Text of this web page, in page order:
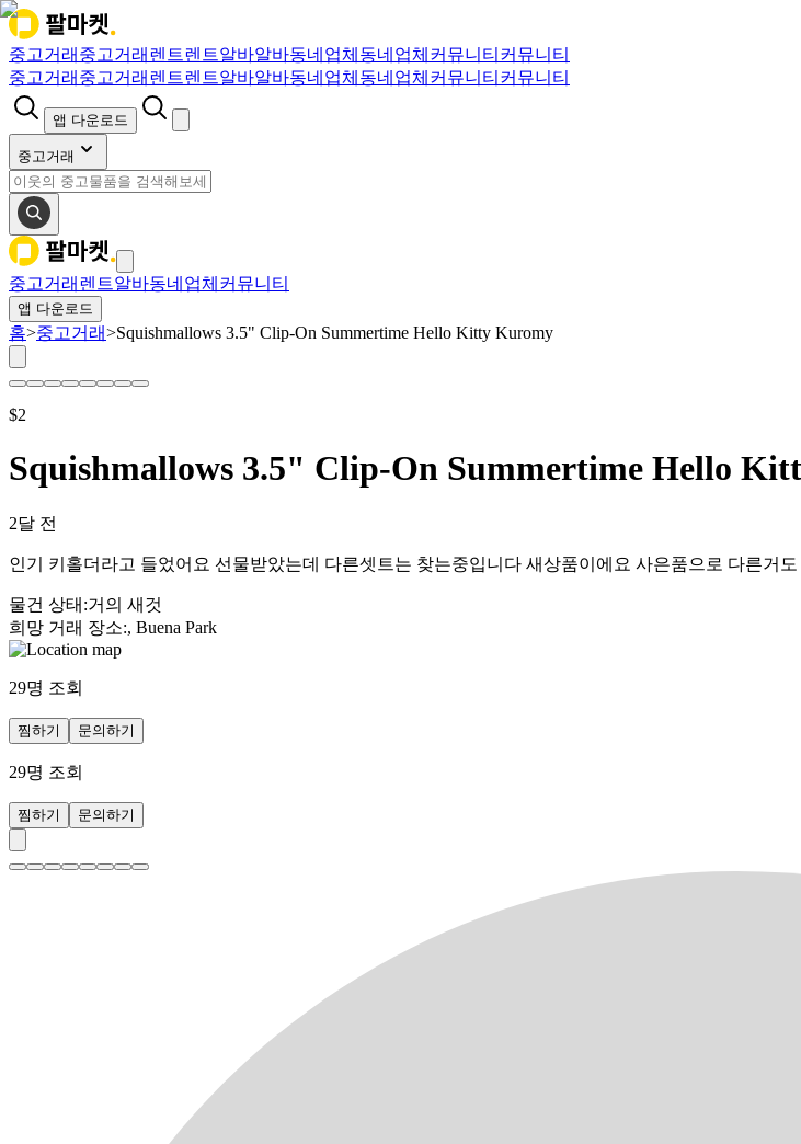
중고거래 중고거래 렌트렌트알바알바동네업체 동네업체 커뮤니티 커뮤니티
중고거래 중고거래 렌트렌트알바알바동네업체 동네업체 커뮤니티 커뮤니티
앱 다운로드
중고거래
중고거래 렌트알바동네업체 커뮤니티
앱 다운로드
홈>중고거래>Squishmallows 3.5" Clip-On Summertime Hello Kitty Kuromy
$2
Squishmallows 3.5" Clip-On Summertime Hello
2달 전
인기 키홀더라고 들었어요 선물받았는데 다른셋트는 찾는중입니다 새상품이에요 사은품으로 다른거도
물건 상태 :거의 새것
희망 거래 장소:, Buena Park
29명 조회
찜하기 문의하기
29명 조회
찜하기 문의하기